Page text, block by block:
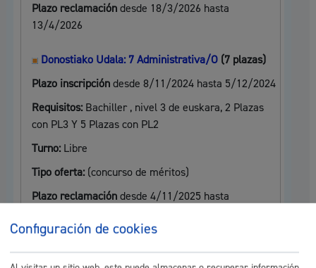
Plazo reclamacióndesde 18/3/2026 hasta
13/4/2026
Donostiako Udala: 7 Administrativa/O(7 plazas)
Plazo inscripción desde 8/11/2024 hasta 5/12/2024
Requisitos: Bachiller , nivel 3 de euskara, 2 Plazas
con PL3 Y 5 Plazas con PL2
Turno: Libre
Tipo oferta: (concurso de méritos)
Plazo reclamacióndesde 4/11/2025 hasta
Plazo elección puestosdesde 23/7/2025 hasta
4/8/2025
Configuración de cookies